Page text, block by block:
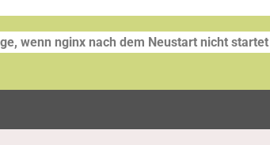
wenn nginx nach dem Neustart nicht